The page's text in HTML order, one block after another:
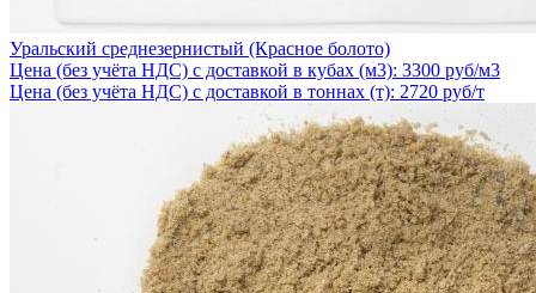
Уральский среднезернистый (Красное болото)
Цена (без учёта НДС) с доставкой в кубах (м3): 3300 руб/м3
Цена (без учёта НДС) с доставкой в тоннах (т): 2720 руб/т